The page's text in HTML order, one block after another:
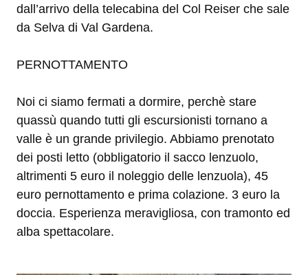
dall’arrivo della telecabina del Col Reiser che sale
da Selva di Val Gardena.
PERNOTTAMENTO
Noi ci siamo fermati a dormire, perchè stare
quassù quando tutti gli escursionisti tornano a
valle è un grande privilegio. Abbiamo prenotato
dei posti letto (obbligatorio il sacco lenzuolo,
altrimenti 5 euro il noleggio delle lenzuola), 45
euro pernottamento e prima colazione. 3 euro la
doccia. Esperienza meravigliosa, con tramonto ed
alba spettacolare.